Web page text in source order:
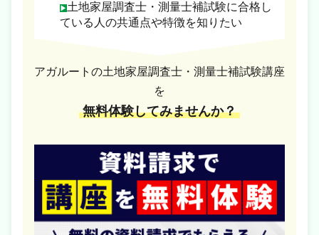
土地家屋調査士・測量士補試験に合格し
ている人の共通点や特徴を知りたい
アガルートの土地家屋調査士・測量士補試験講座
を
無料体験してみませんか？